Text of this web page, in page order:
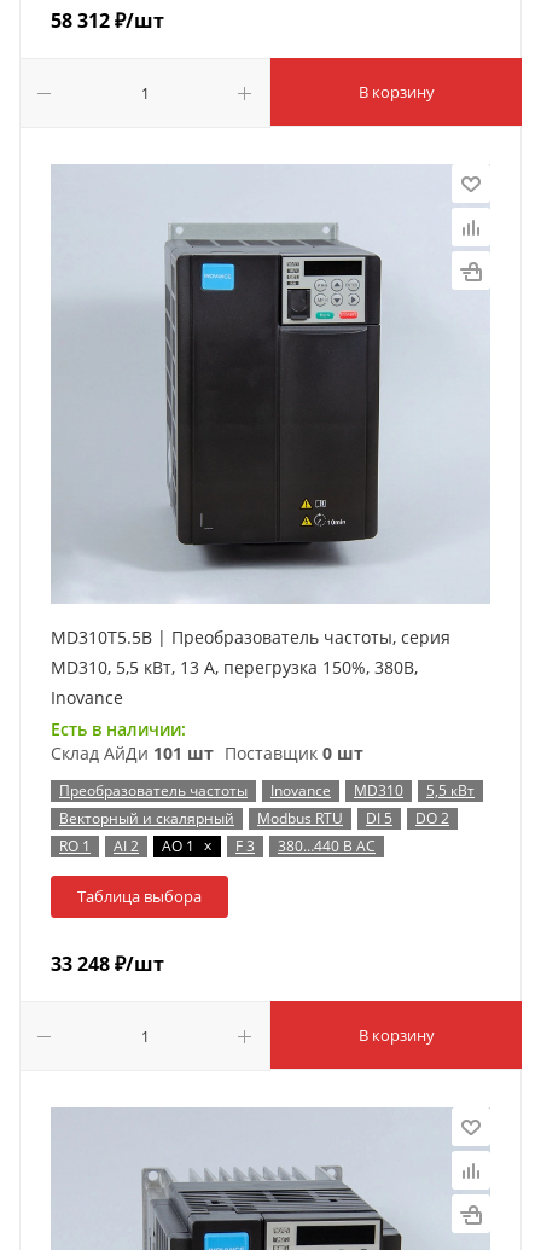
58 312₽/шт
В корзину
MD310T5.5B | Преобразователь частоты, серия
MD310, 5,5 кВт, 13 А, перегрузка 150%, 380B,
Inovance
Есть в наличии:
Склад АйДи 101 шт Поставщик 0 шт
Преобразователь частоты Inovance MD310
5,5 кВт
Векторный и скалярный
Modbus RTU DI 5
DO 2
RO 1
AI 2 AO 1 x F 3 380…440 В AC
Таблица выбора
33 248₽/шт
В корзину